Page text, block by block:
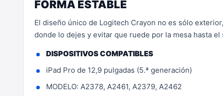
FORMA ESTABLE
El diseño único de Logitech Crayon no es sólo
donde lo dejes y evitar que ruede por la mesa hasta
DISPOSITIVOS COMPATIBLES
iPad Pro de 12,9 pulgadas (5.ª generación)
MODELO: A2378, A2461, A2379, A2462­